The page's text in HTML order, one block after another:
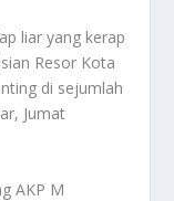
liar yang kerap
Resor Kota
di sejumlah
Jumat
AKP M